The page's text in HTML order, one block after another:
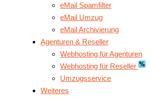
eMail Spamfilter
eMail Umzug
eMail Archivierung
Agenturen & Reseller
Webhosting für Agenturen
Webhosting für Reseller
Umzugsservice
Weiteres